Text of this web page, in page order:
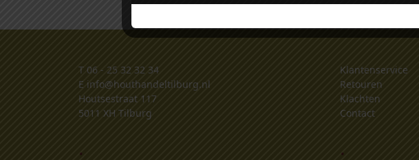
T 06 - 25 32 32 34
E info@houthandeltilburg.nl
Houtsestraat 117
5011 XH Tilburg
Klantenservice
Retouren
Klachten
Contact
. .